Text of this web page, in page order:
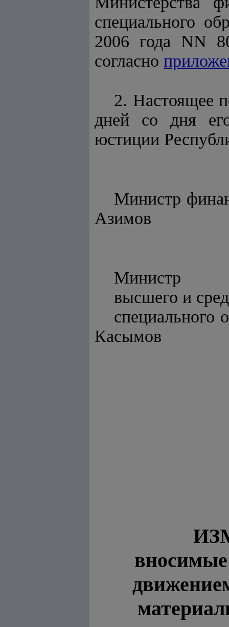
специального
2006 года NN
согласно
2. Настоящее
дней со дня
юстиции
Азимов
Министр
высшего и
Касымов